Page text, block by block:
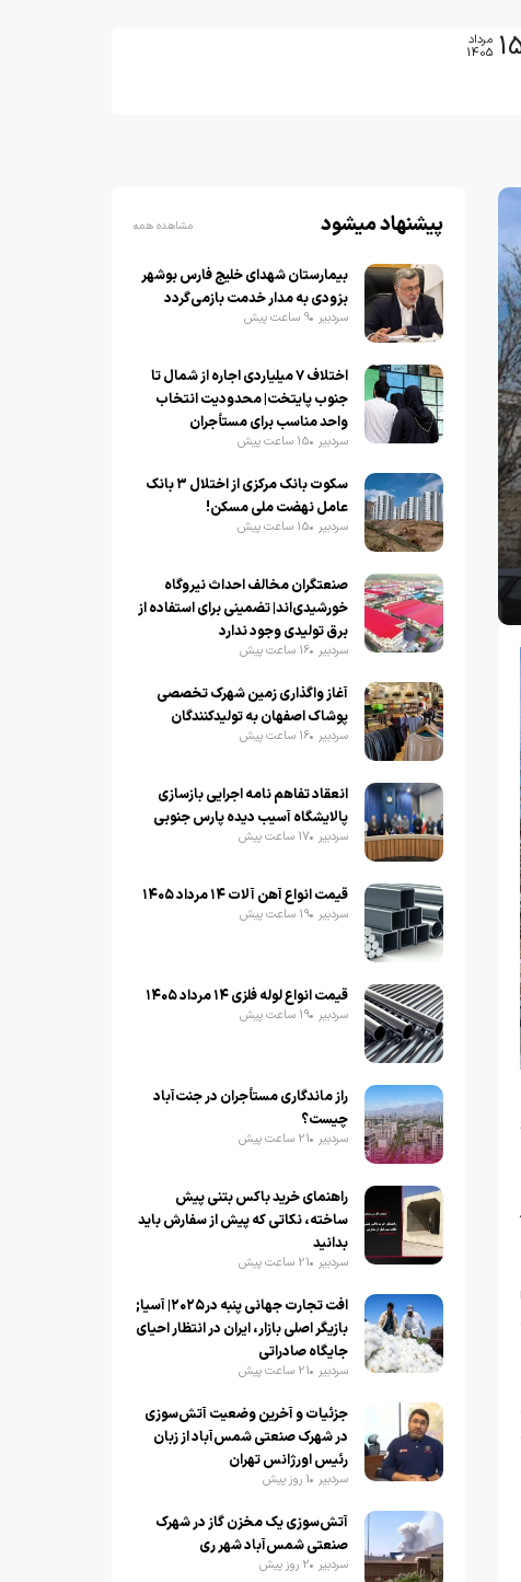
مرداد
1405
پیشنهاد میشود مشاهده همه
بیمارستان شهدای خلیج فارس بوشهر
بزودی به مدار خدمت بازمی‌گردد
سردبیر 9 ساعت پیش
اختلاف ۷ میلیاردی اجاره از شمال تا
جنوب پایتخت| محدودیت انتخاب
واحد مناسب برای مستأجران
سردبیر 15 ساعت پیش
سکوت بانک مرکزی از اختلال ۳ بانک
عامل نهضت ملی مسکن!
سردبیر 15 ساعت پیش
صنعتگران مخالف احداث نیروگاه
خورشیدی‌اند| تضمینی برای استفاده از
برق تولیدی وجود ندارد
سردبیر 16 ساعت پیش
آغاز واگذاری زمین شهرک تخصصی
پوشاک اصفهان به تولیدکنندگان
سردبیر 16 ساعت پیش
انعقاد تفاهم نامه اجرایی بازسازی
پالایشگاه آسیب دیده پارس جنوبی
سردبیر 17 ساعت پیش
قیمت انواع آهن آلات ۱۴ مرداد ۱۴۰۵
سردبیر 19 ساعت پیش
قیمت انواع لوله فلزی ۱۴ مرداد ۱۴۰۵
سردبیر 19 ساعت پیش
راز ماندگاری مستأجران در جنت‌آباد
چیست؟
سردبیر 21 ساعت پیش
راهنمای خرید باکس بتنی پیش
ساخته، نکاتی که پیش از سفارش باید
بدانید
سردبیر 21 ساعت پیش
افت تجارت جهانی پنبه در۲۰۲۵| آسیا;
بازیگر اصلی بازار، ایران در انتظار احیای
جایگاه صادراتی
سردبیر 21 ساعت پیش
جزئیات و آخرین وضعیت آتش‌سوزی
در شهرک صنعتی شمس‌آباد از زبان
رئیس اورژانس تهران
سردبیر 1 روز پیش
آتش‌سوزی یک مخزن گاز در شهرک
صنعتی شمس‌آباد شهر ری
سردبیر 2 روز پیش